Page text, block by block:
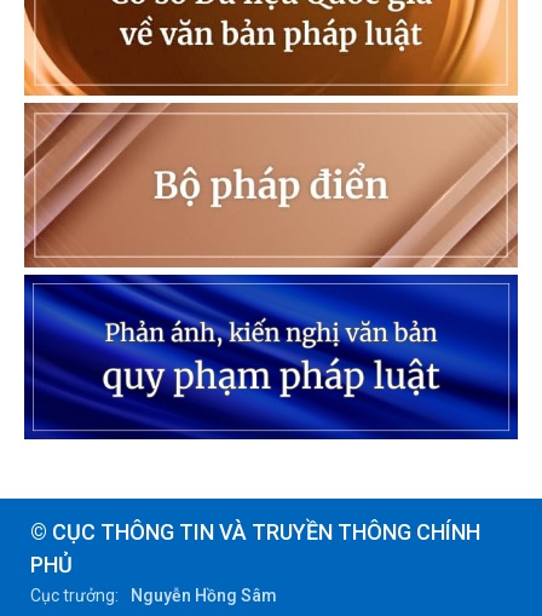
© CỤC THÔNG TIN VÀ TRUYỀN THÔNG CHÍNH
PHỦ
Cục trưởng:
Nguyễn Hồng Sâm